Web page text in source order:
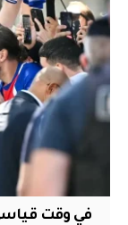
في وقت